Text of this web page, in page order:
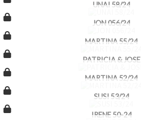
UNAI 58/24
JON 056/24
MARTINA 55/24
PATRICIA & JOSE
MARTINA 52/24
SUSI 53/24
IRENE 50-24